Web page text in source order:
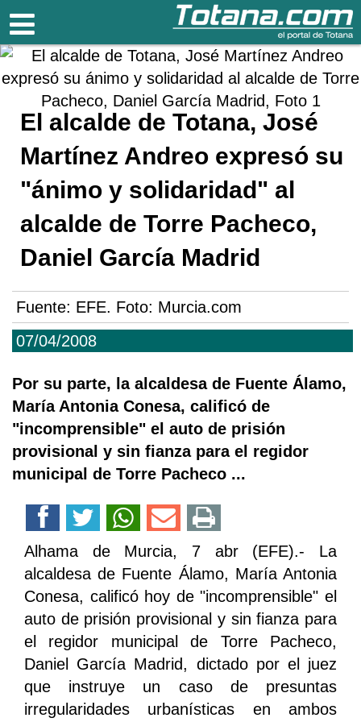
Totana.com
07/04/2008
El alcalde de Totana, José
Martínez Andreo expresó su
"ánimo y solidaridad" al
alcalde de Torre Pacheco,
Daniel García Madrid
Fuente: EFE. Foto: Murcia.com
Por su parte, la alcaldesa de Fuente Álamo,
María Antonia Conesa, calificó de
"incomprensible" el auto de prisión
provisional y sin fianza para el regidor
municipal de Torre Pacheco ...
Alhama de Murcia, 7 abr (EFE).- La
alcaldesa de Fuente Álamo, María Antonia
Conesa, calificó hoy de "incomprensible" el
auto de prisión provisional y sin fianza para
el regidor municipal de Torre Pacheco,
Daniel García Madrid, dictado por el juez
que instruye un caso de presuntas
irregularidades urbanísticas en ambos